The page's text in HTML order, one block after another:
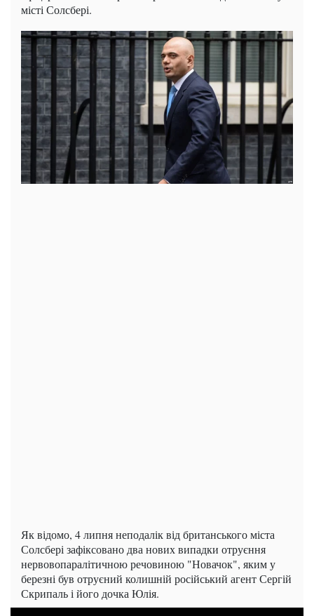
місті Солсбері.
Як відомо, 4 липня неподалік від британського міста
Солсбері зафіксовано два нових випадки отруєння
нервовопаралітичною речовиною "Новачок", яким у
березні був отруєний колишній російський агент Сергій
Скрипаль і його дочка Юлія.